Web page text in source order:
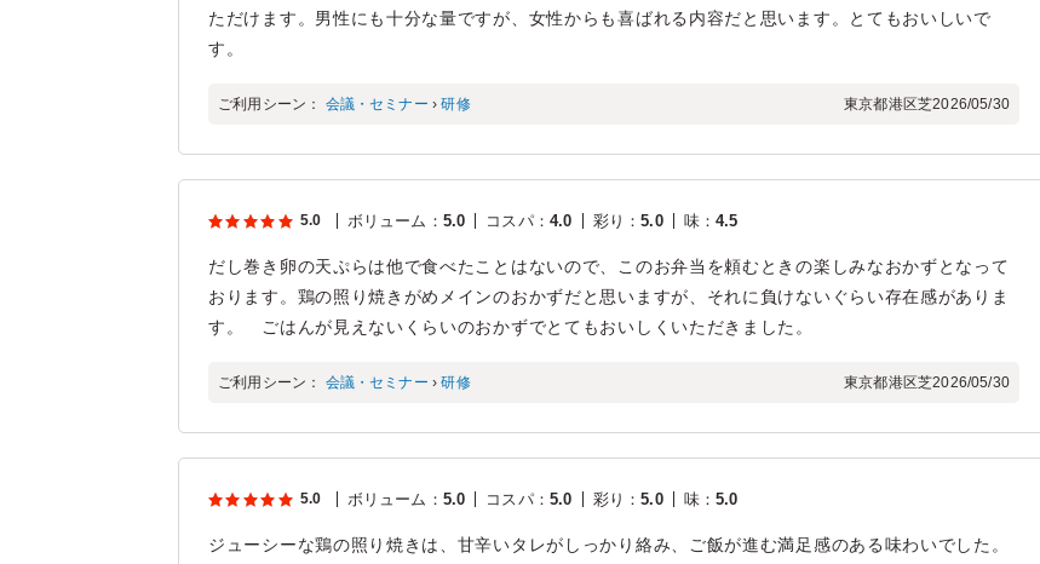
ただけます。男性にも十分な量ですが、女性からも喜ばれる内容だと思います。とてもおいしいで
す。
ご利用シーン： 会議・セミナー ›研修 東京都港区芝2026/05/30
5.0 ボリューム ： 5.0 コスパ： 4.0 彩り ：5.0 味：4.5
だし巻き卵の天ぷらは他で食べたことはないので、このお弁当を頼むときの楽しみなおかずとなって
おります。鶏の照り焼きがめメインのおかずだと思いますが、それに負けないぐらい存在感がありま
す。 ごはんが見えないくらいのおかずでとてもおいしくいただきました。
ご利用シーン： 会議・セミナー ›研修 東京都港区芝2026/05/30
5.0 ボリューム ： 5.0 コスパ： 5.0 彩り ：5.0 味：5.0
ジューシーな鶏の照り焼きは、甘辛いタレがしっかり絡み、ご飯が進む満足感のある味わいでした。